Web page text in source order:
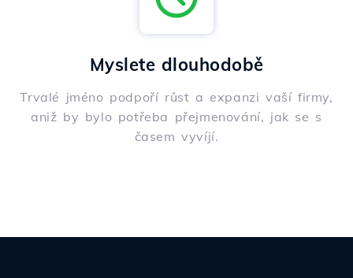
Myslete dlouhodobě
Trvalé jméno podpoří růst a expanzi vaší firmy,
aniž by bylo potřeba přejmenování, jak se s
časem vyvíjí.